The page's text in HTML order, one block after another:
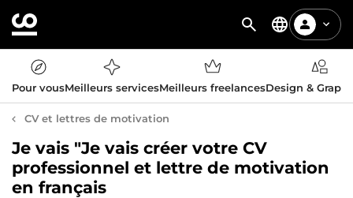
Pour vousMeilleurs servicesMeilleurs freelancesDesign &
CV et lettres de motivation
Je vais "Je vais créer votre CV
professionnel et lettre de motivation
en français